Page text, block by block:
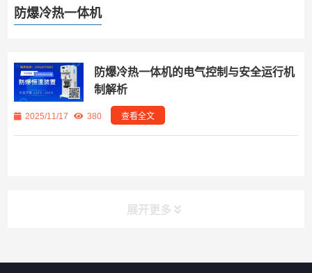
防爆冷热一体机
防爆冷热一体机的电气控制与安全运行机
制解析
2025/11/17 380 查看全文
展开更多